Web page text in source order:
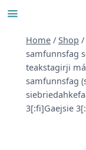
Skip
contentHome / Shop /
samfunnsfag
teakstagirji
samfunnsfag
3[:fi]Gaejsie